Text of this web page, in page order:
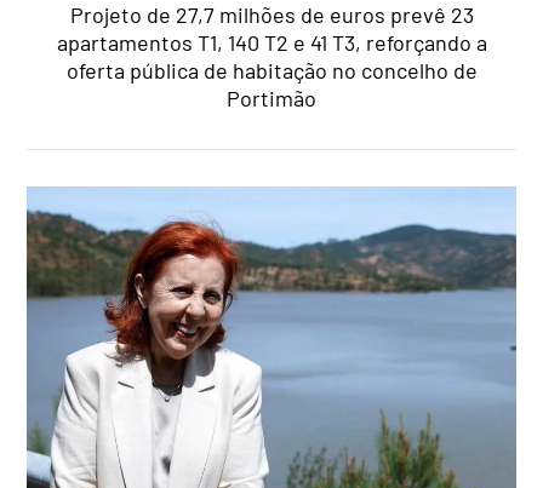
Projeto de 27,7 milhões de euros prevê 23
apartamentos T1, 140 T2 e 41 T3, reforçando a
oferta pública de habitação no concelho de
Portimão